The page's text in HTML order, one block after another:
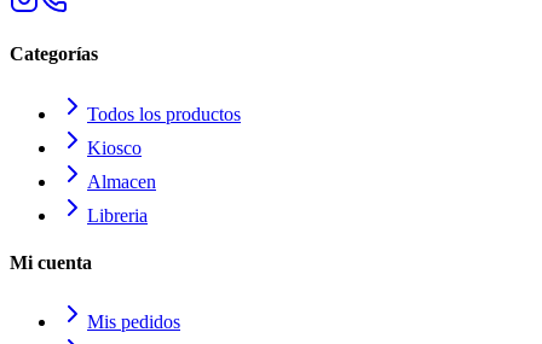
Categorías
Todos los productos
Kiosco
Almacen
Libreria
Mi cuenta
Mis pedidos